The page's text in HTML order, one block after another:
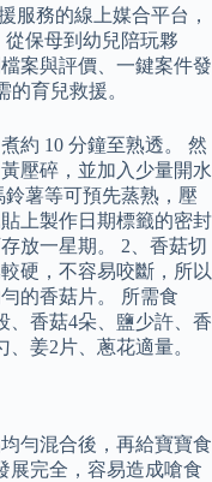
服務的線上媒合平台，
保母到幼兒陪玩夥
案與評價、一鍵案件發
育兒救援。
約 10 分鐘至熟透。 然
壓碎，並加入少量開水
薯等可預先蒸熟，壓
上製作日期標籤的密封
放一星期。 2、香菇切
硬，不容易咬斷，所以
的香菇片。 所需食
、香菇4朵、鹽少許、香
姜2片、蔥花適量。
勻混合後，再給寶寶食
展完全，容易造成嗆食